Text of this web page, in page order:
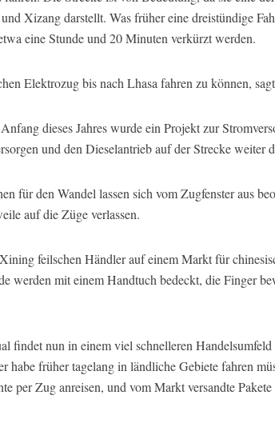
Xizang darstellt. Was früher eine dreistündige
eine Stunde und 20 Minuten verkürzt werden.
Elektrozug bis nach Lhasa fahren zu können,
dieses Jahres wurde ein Projekt zur
und den Dieselantrieb auf der Strecke weiter
für den Wandel lassen sich vom Zugfenster aus
auf die Züge verlassen.
feilschen Händler auf einem Markt für
werden mit einem Handtuch bedeckt, die Finger
findet nun in einem viel schnelleren
habe früher tagelang in ländliche Gebiete fahren
per Zug anreisen, und vom Markt versandte